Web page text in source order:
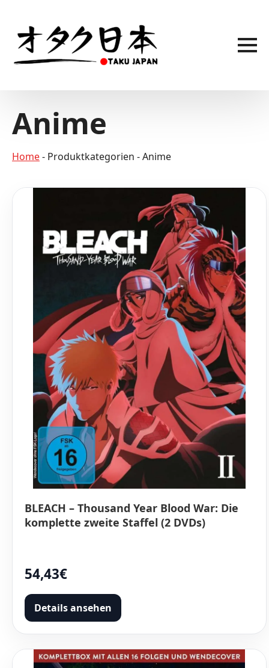
main
content
Anime
Home- Produktkategorien -Anime
BLEACH – Thousand Year Blood War: Die
komplette zweite Staffel (2 DVDs)
54,43€
Details ansehen